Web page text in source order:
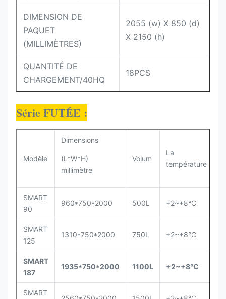
DIMENSION DE
PAQUET
(MILLIMÈTRES)
2055 (w) X 850 (d)
X 2150 (h)
QUANTITÉ DE
CHARGEMENT/40HQ
18PCS
Série FUTÉE :
Modèle
Dimensions
(L*W*H)
millimètre
Volum
La
température
SMART
90
960*750*2000 500L +2~+8°C
SMART
125
1310*750*2000 750L +2~+8°C
SMART
187
1935*750*2000 1100L +2~+8°C
SMART